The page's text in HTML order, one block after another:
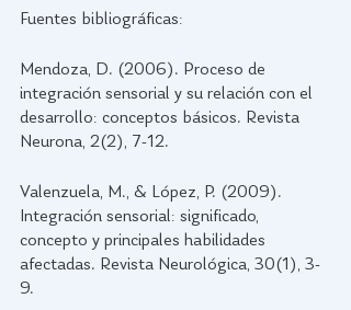
Fuentes bibliográficas:
Mendoza, D. (2006). Proceso de
integración sensorial y su relación con el
desarrollo: conceptos básicos. Revista
Neurona, 2(2), 7-12.
Valenzuela, M., & López, P. (2009).
Integración sensorial: significado,
concepto y principales habilidades
afectadas. Revista Neurológica, 30(1), 3-
9.